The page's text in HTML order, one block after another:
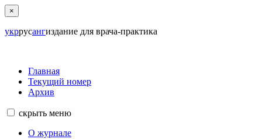
×
укррусангиздание для врача-практика
Главная
Текущий номер
Архив
скрыть меню
О журнале